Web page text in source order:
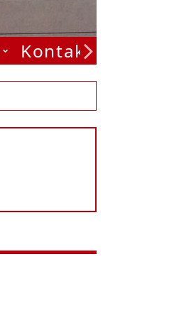
Kontakt